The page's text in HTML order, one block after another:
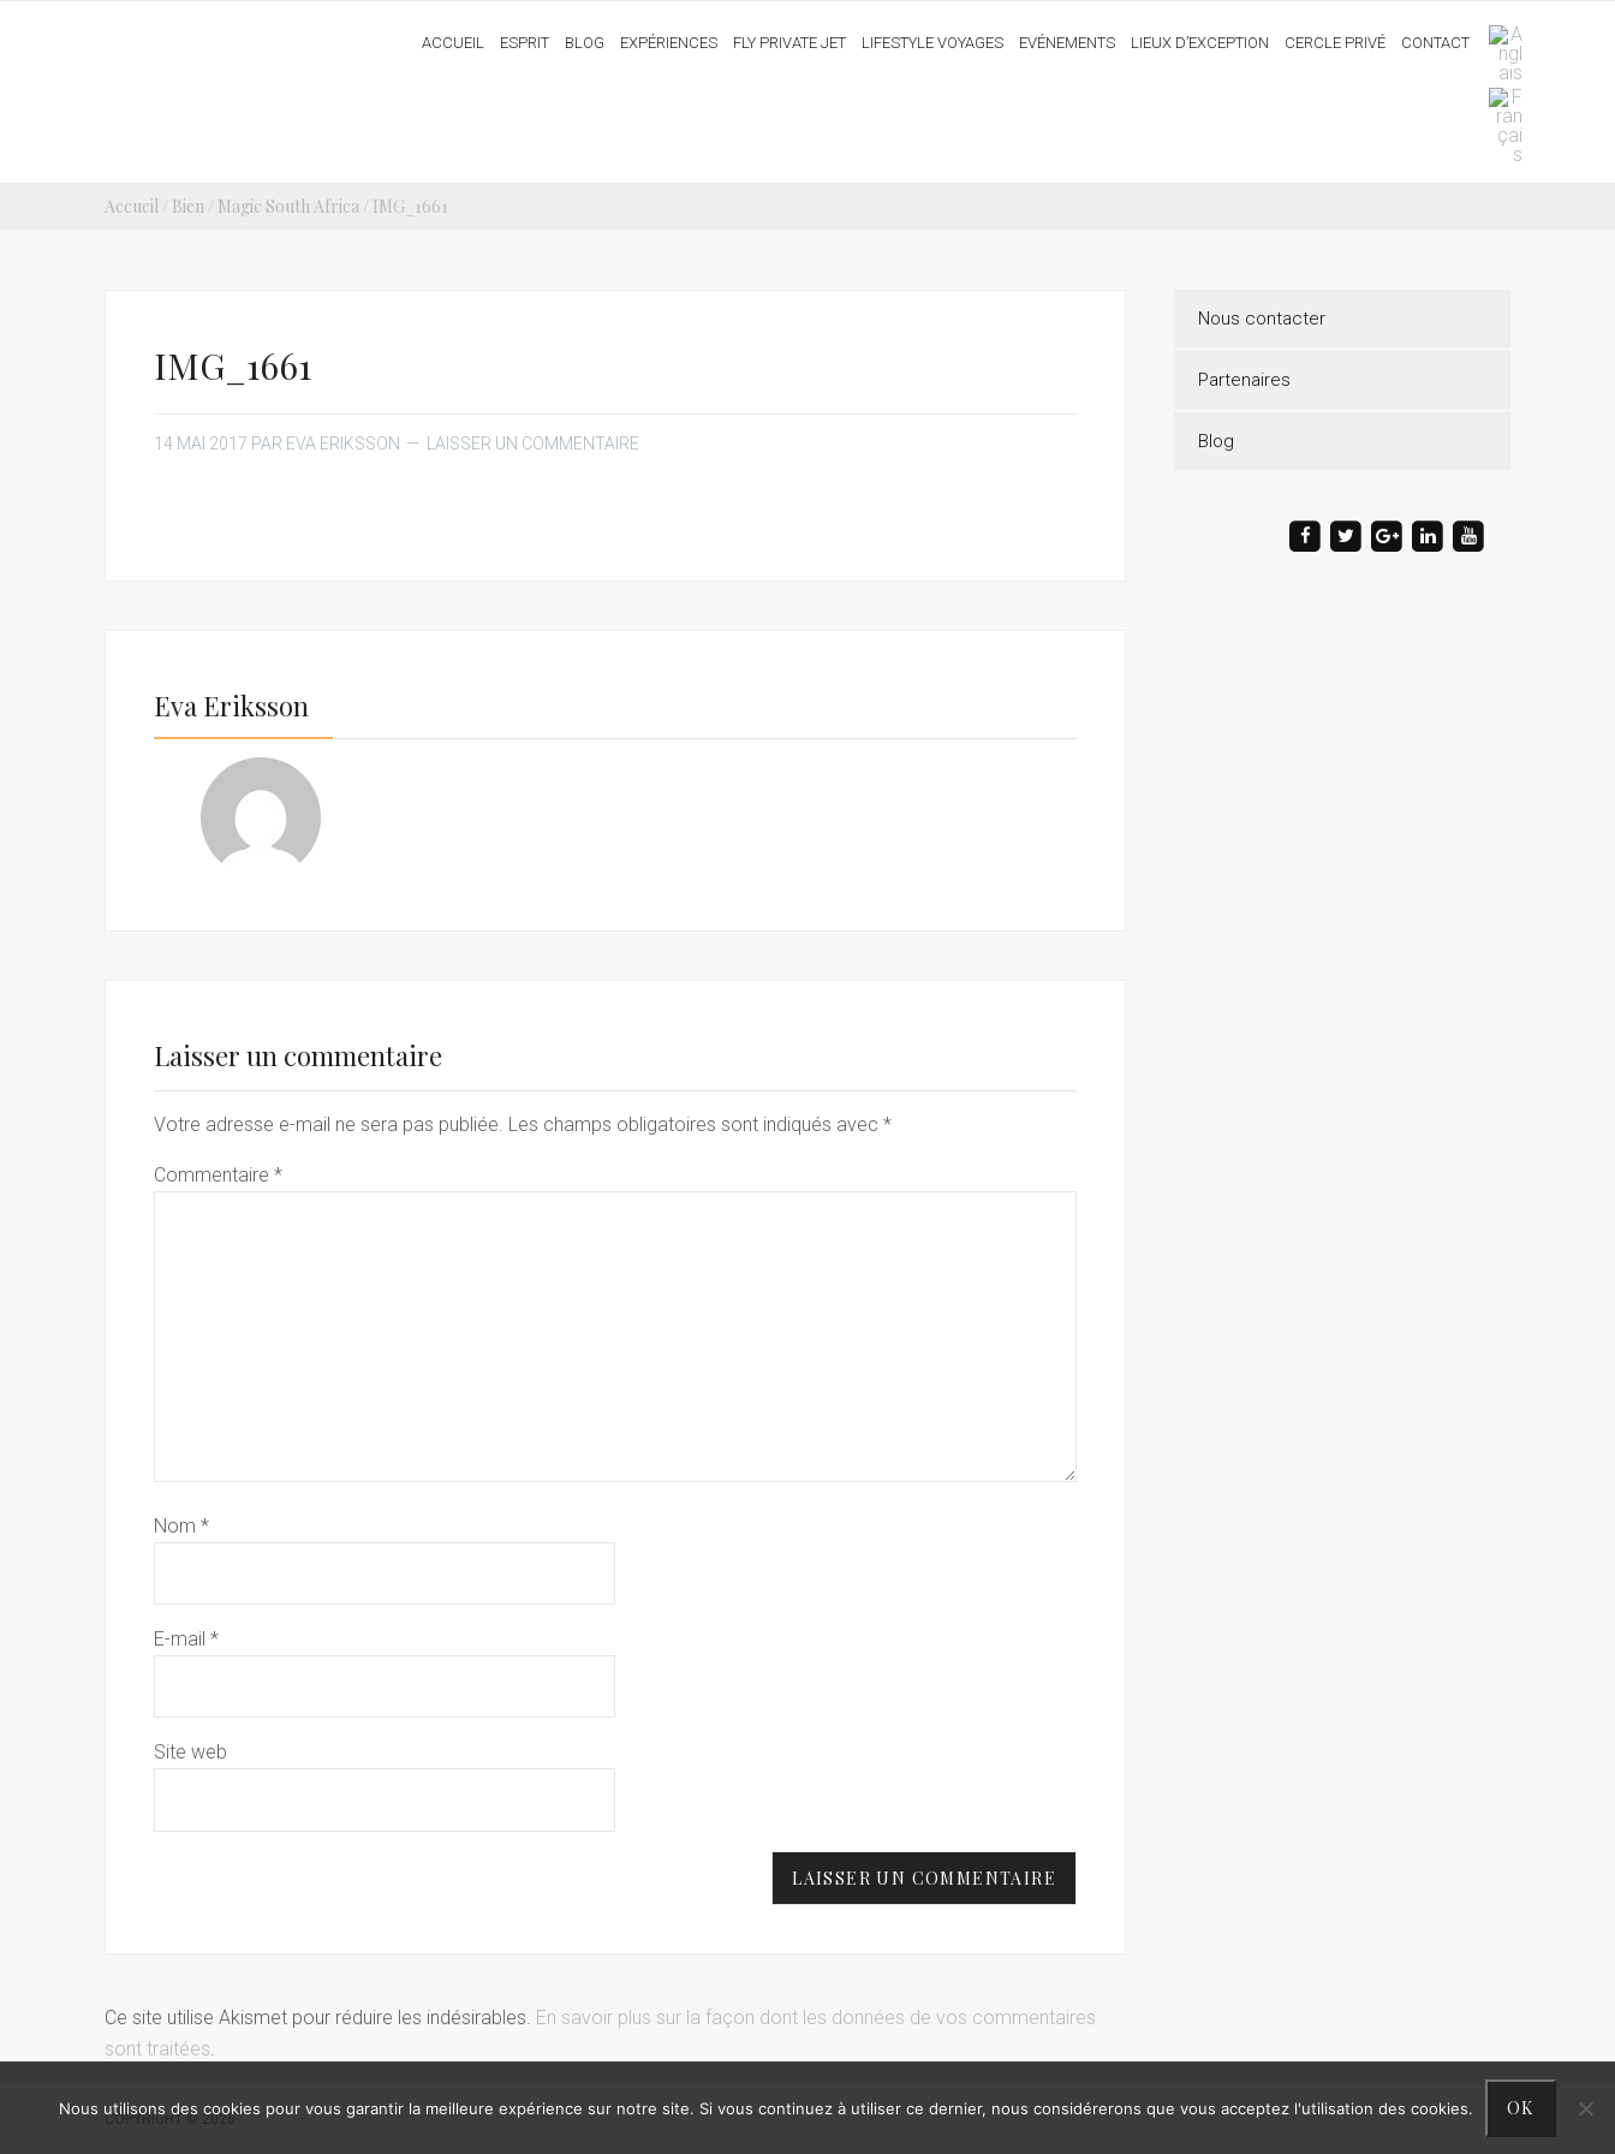
ACCUEIL ESPRIT BLOG EXPÉRIENCES FLY PRIVATE JET LIFESTYLE VOYAGES EVÉNEMENTS LIEUX D’EXCEPTION CERCLE PRIVÉ CONTACT
Accueil / Bien / Magic South Africa / IMG_1661
IMG_1661
14 MAI 2017 PAR EVA ERIKSSON LAISSER UN COMMENTAIRE
Eva Eriksson
Laisser un commentaire
Votre adresse e-mail ne sera pas publiée. Les champs obligatoires sont indiqués avec *
Commentaire *
Nom *
E-mail *
Site web
Ce site utilise Akismet pour réduire les indésirables. En savoir plus sur la façon dont les données de vos commentaires
sont traitées.
Nous contacter
Partenaires
Blog
COPYRIGHT © 2026
Nous utilisons des cookies pour vous garantir la meilleure expérience sur notre site. Si vous continuez à utiliser ce dernier, nous considérerons que vous acceptez l'utilisation des cookies. OK